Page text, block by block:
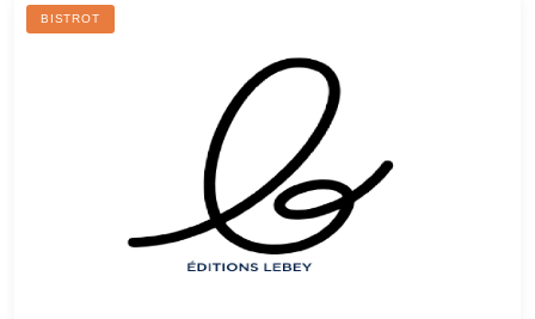
BISTROT